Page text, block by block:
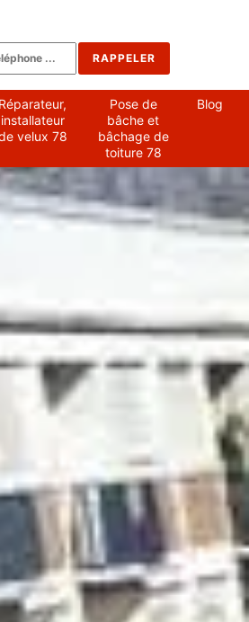
Réparateur,
installateur
velux 78
Pose de
bâche et
bâchage de
toiture 78
Blog